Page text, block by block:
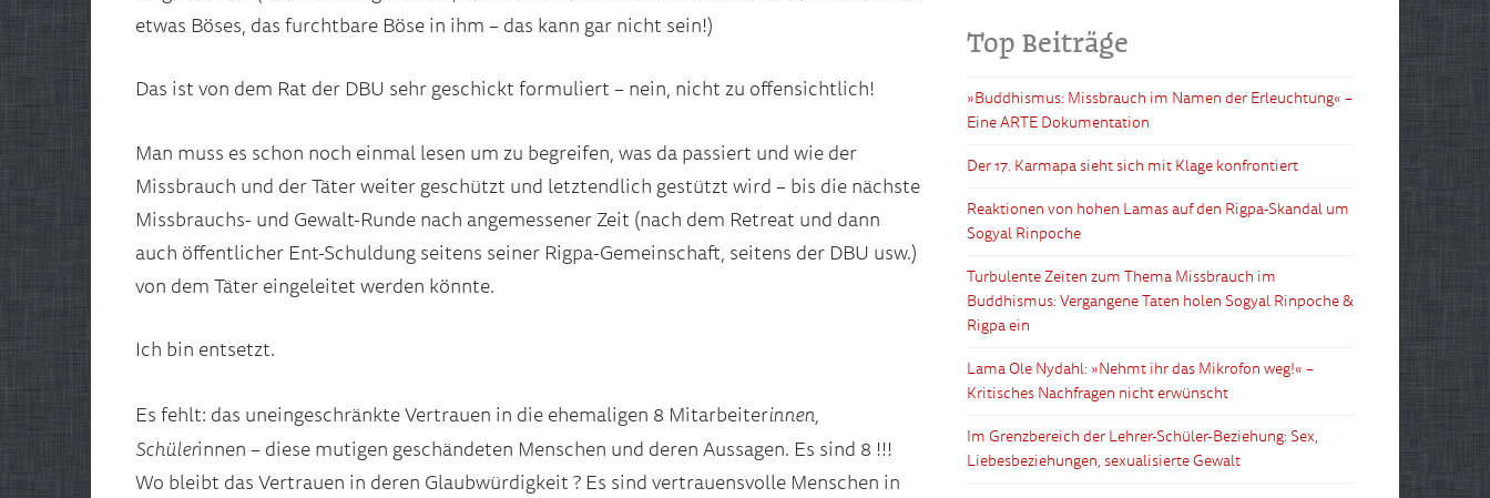
etwas Böses, das furchtbare Böse in ihm – das kann gar nicht sein!)
Das ist von dem Rat der DBU sehr geschickt formuliert – nein, nicht zu offensichtlich!
Man muss es schon noch einmal lesen um zu begreifen, was da passiert und wie der
Missbrauch und der Täter weiter geschützt und letztendlich gestützt wird – bis die nächste
Missbrauchs- und Gewalt-Runde nach angemessener Zeit (nach dem Retreat und dann
auch öffentlicher Ent-Schuldung seitens seiner Rigpa-Gemeinschaft, seitens der DBU usw.)
von dem Täter eingeleitet werden könnte.
Ich bin entsetzt.
Es fehlt: das uneingeschränkte Vertrauen in die ehemaligen 8 Mitarbeiterinnen,
Schülerinnen – diese mutigen geschändeten Menschen und deren Aussagen. Es sind 8 !!!
Wo bleibt das Vertrauen in deren Glaubwürdigkeit ? Es sind vertrauensvolle Menschen in
Top Beiträge
»Buddhismus: Missbrauch im Namen der Erleuchtung« –
Eine ARTE Dokumentation
Der 17. Karmapa sieht sich mit Klage konfrontiert
Reaktionen von hohen Lamas auf den Rigpa-Skandal um
Sogyal Rinpoche
Turbulente Zeiten zum Thema Missbrauch im
Buddhismus: Vergangene Taten holen Sogyal Rinpoche &
Rigpa ein
Lama Ole Nydahl: »Nehmt ihr das Mikrofon weg!« –
Kritisches Nachfragen nicht erwünscht
Im Grenzbereich der Lehrer-Schüler-Beziehung: Sex,
Liebesbeziehungen, sexualisierte Gewalt